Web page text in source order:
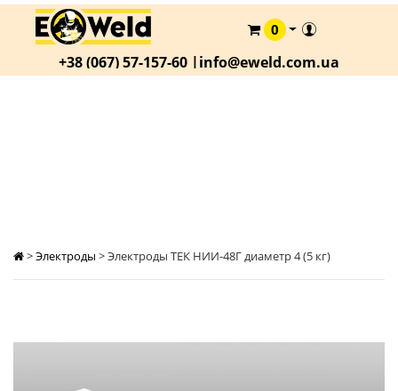
КАТАЛОГ
О
КОНТАКТЫ
0
+38 (067) 57-157-60 |info@eweld.com.ua
>Электроды >Электроды ТЕК НИИ-48Г диаметр 4 (5 кг)